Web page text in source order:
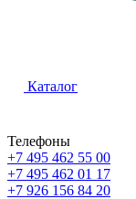
Каталог
Телефоны
+7 495 462 55 00
+7 495 462 01 17
+7 926 156 84 20